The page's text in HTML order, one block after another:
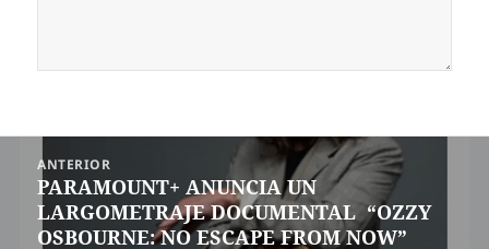
entradas
ANTERIOR
Entrada
anterior:
PARAMOUNT+ ANUNCIA UN
LARGOMETRAJE DOCUMENTAL “OZZY
OSBOURNE: NO ESCAPE FROM NOW”